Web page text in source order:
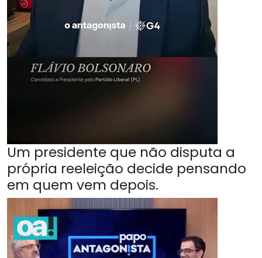
Um presidente que não disputa a
própria reeleição decide pensando
em quem vem depois.